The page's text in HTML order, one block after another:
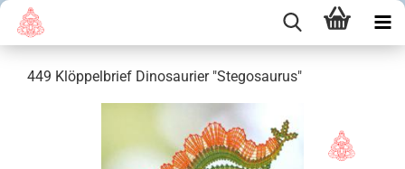
449 Klöppelbrief Dinosaurier "Stegosaurus"